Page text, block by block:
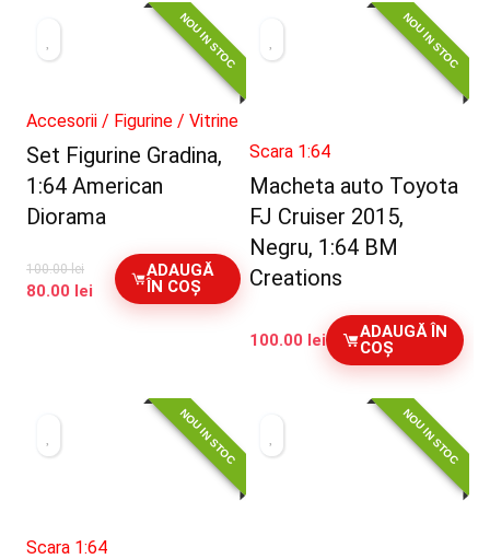
NOU IN STOC
Accesorii / Figurine / Vitrine
Set Figurine Gradina,
1:64 American
Diorama
100.00lei
Prețul
80.00 lei Prețul
ADAUGĂ
ÎN COȘ
NOU IN STOC
Scara 1:64
Macheta auto Toyota
FJ Cruiser 2015,
Negru, 1:64 BM
Creations
100.00 lei
ADAUGĂ ÎN
COȘ
NOU IN STOC
Scara 1:64
NOU IN STOC